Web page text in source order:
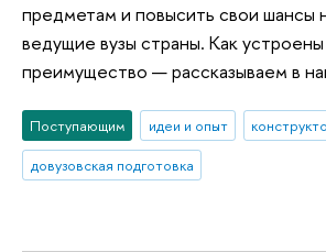
предметам и повысить свои шансы
ведущие вузы страны. Как
преимущество — рассказываем в
Поступающим идеи и опыт
довузовская подготовка